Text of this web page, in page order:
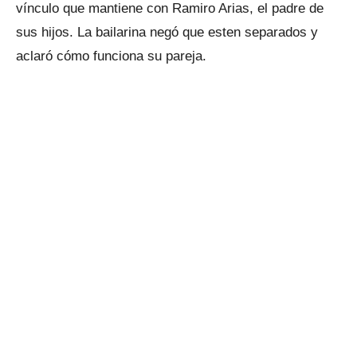
vínculo que mantiene con Ramiro Arias, el padre de
sus hijos. La bailarina negó que esten separados y
aclaró cómo funciona su pareja.